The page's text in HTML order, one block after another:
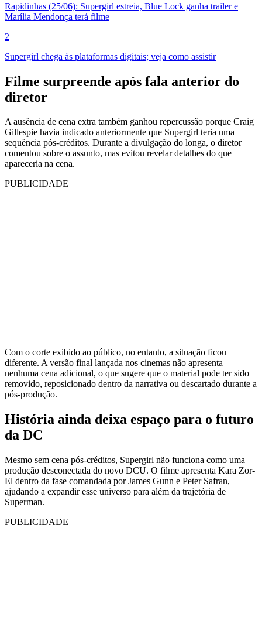
Rapidinhas (25/06): Supergirl estreia, Blue Lock ganha trailer e
Marília Mendonça terá filme
2
Supergirl chega às plataformas digitais; veja como assistir
Filme surpreende após fala anterior do
diretor
A ausência de cena extra também ganhou repercussão porque Craig
Gillespie havia indicado anteriormente que Supergirl teria uma
sequência pós-créditos. Durante a divulgação do longa, o diretor
comentou sobre o assunto, mas evitou revelar detalhes do que
apareceria na cena.
PUBLICIDADE
Com o corte exibido ao público, no entanto, a situação ficou
diferente. A versão final lançada nos cinemas não apresenta
nenhuma cena adicional, o que sugere que o material pode ter sido
removido, reposicionado dentro da narrativa ou descartado durante a
pós-produção.
História ainda deixa espaço para o futuro
da DC
Mesmo sem cena pós-créditos, Supergirl não funciona como uma
produção desconectada do novo DCU. O filme apresenta Kara Zor-
El dentro da fase comandada por James Gunn e Peter Safran,
ajudando a expandir esse universo para além da trajetória de
Superman.
PUBLICIDADE